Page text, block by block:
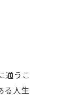
通うこ
る人生